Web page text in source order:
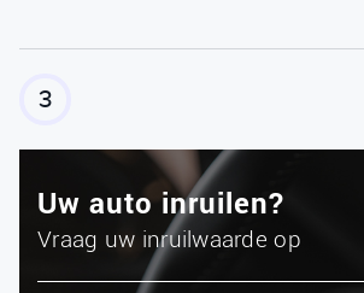
3
Uw auto inruilen?
Vraag uw inruilwaarde op